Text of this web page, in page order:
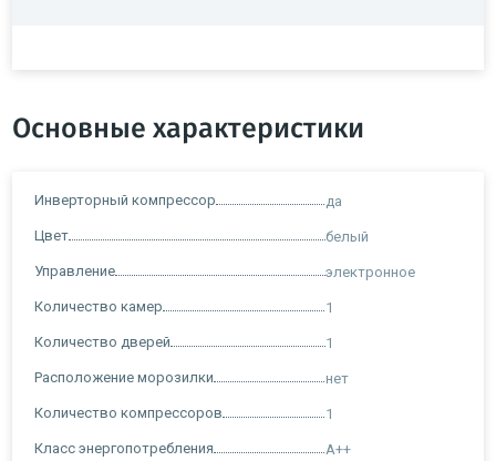
Основные характеристики
Инверторный компрессор да
Цвет белый
Управление электронное
Количество камер 1
Количество дверей 1
Расположение морозилки нет
Количество компрессоров 1
Класс энергопотребления A++